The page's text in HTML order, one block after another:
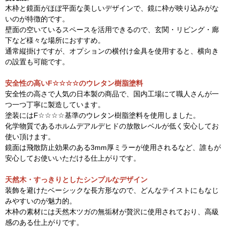
木枠と鏡面がほぼ平面な美しいデザインで、鏡に枠が映り込みがな
いのが特徴的です。
壁面の空いているスペースを活用できるので、玄関・リビング・廊
下など様々な場所におすすめ。
通常縦掛けですが、オプションの横付け金具を使用すると、横向き
の設置も可能です。
安全性の高いF☆☆☆☆のウレタン樹脂塗料
安全性の高さで人気の日本製の商品で、国内工場にて職人さんが一
つ一つ丁寧に製造しています。
塗装にはF☆☆☆☆基準のウレタン樹脂塗料を使用しました。
化学物質であるホルムデアルデヒドの放散レベルが低く安心してお
使い頂けます。
鏡面は飛散防止効果のある3mm厚ミラーが使用されるなど、誰もが
安心してお使いいただける仕上がりです。
天然木・すっきりとしたシンプルなデザイン
装飾を避けたベーシックな長方形なので、どんなテイストにもなじ
みやすいのが魅力的。
木枠の素材には天然木ツガの無垢材が贅沢に使用されており、高級
感のある仕上がりです。